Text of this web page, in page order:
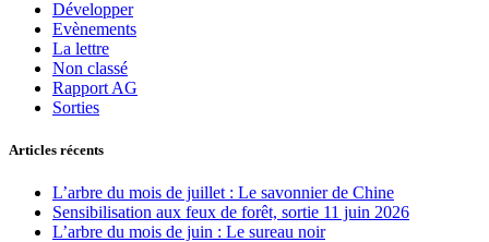
Développer
Evènements
La lettre
Non classé
Rapport AG
Sorties
Articles récents
L’arbre du mois de juillet : Le savonnier de Chine
Sensibilisation aux feux de forêt, sortie 11 juin 2026
L’arbre du mois de juin : Le sureau noir